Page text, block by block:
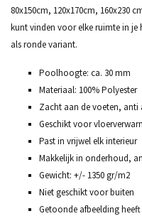
80x150cm, 120x170cm, 160x230
kunt vinden voor elke ruimte in je
als ronde variant.
Poolhoogte: ca. 30 mm
Materiaal: 100% Polyester
Zacht aan de voeten, anti
Geschikt voor
Past in vrijwel elk interieur
Makkelijk in onderhoud,
Gewicht: +/- 1350 gr/m2
Niet geschikt voor buiten
Getoonde afbeelding